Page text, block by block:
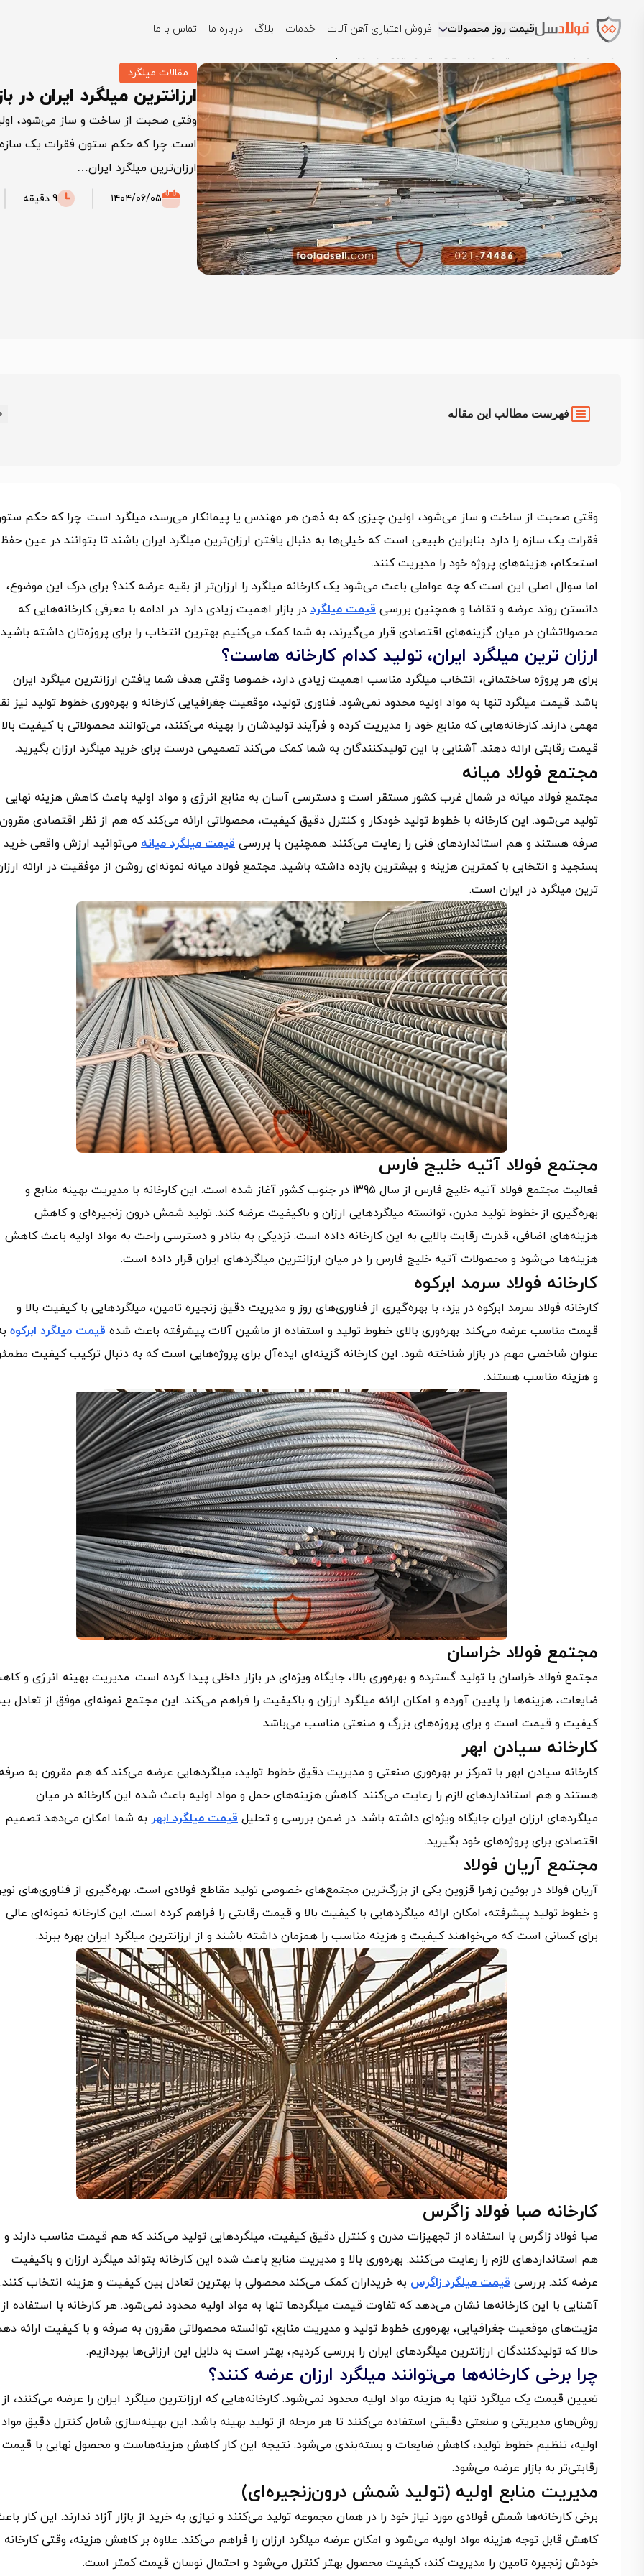
قیمت روز محصولات فروش اعتباری آهن آلات خدمات بلاگ درباره ما
تماس با ما
مقالات میلگرد
ارزانترین میلگرد ایران در
وقتی صحبت از ساخت‌ و ساز می‌شود،
است. چرا که حکم ستون فقرات یک سازه
ارزان‌ترین میلگرد ایران…
۱۴۰۴/۰۶/۰۵ 9 دقیقه
فهرست مطالب این مقاله
وقتی صحبت از ساخت‌ و ساز می‌شود، اولین چیزی که به ذهن هر مهندس یا پیمانکار می‌رسد، میلگرد است. چرا که حکم
فقرات یک سازه را دارد. بنابراین طبیعی است که خیلی‌ها به‌ دنبال یافتن ارزان‌ترین میلگرد ایران باشند تا بتوانند در عین حفظ
استحکام، هزینه‌های پروژه خود را مدیریت کنند.
اما سوال اصلی این است که چه عواملی باعث می‌شود یک کارخانه میلگرد را ارزان‌تر از بقیه عرضه کند؟ برای درک این موضوع،
دانستن روند عرضه و تقاضا و همچنین بررسی قیمت میلگرد در بازار اهمیت زیادی دارد. در ادامه با معرفی کارخانه‌هایی که
محصولاتشان در میان گزینه‌های اقتصادی قرار می‌گیرند، به شما کمک می‌کنیم بهترین انتخاب را برای پروژه‌تان داشته
ارزان ترین میلگرد ایران، تولید کدام کارخانه هاست؟
برای هر پروژه ساختمانی، انتخاب میلگرد مناسب اهمیت زیادی دارد، خصوصا وقتی هدف شما یافتن ارزانترین میلگرد ایران
باشد. قیمت میلگرد تنها به مواد اولیه محدود نمی‌شود. فناوری تولید، موقعیت جغرافیایی کارخانه و بهره‌وری خطوط تولید نیز
مهمی دارند. کارخانه‌هایی که منابع خود را مدیریت کرده و فرآیند تولیدشان را بهینه می‌کنند، می‌توانند محصولاتی با کیفیت
قیمت رقابتی ارائه دهند. آشنایی با این تولیدکنندگان به شما کمک می‌کند تصمیمی درست برای خرید میلگرد ارزان بگیرید.
مجتمع فولاد میانه
مجتمع فولاد میانه در شمال غرب کشور مستقر است و دسترسی آسان به منابع انرژی و مواد اولیه باعث کاهش هزینه نهایی
تولید می‌شود. این کارخانه با خطوط تولید خودکار و کنترل دقیق کیفیت، محصولاتی ارائه می‌کند که هم از نظر اقتصادی
صرفه هستند و هم استانداردهای فنی را رعایت می‌کنند. همچنین با بررسی قیمت میلگرد میانه می‌توانید ارزش واقعی خرید
بسنجید و انتخابی با کمترین هزینه و بیشترین بازده داشته باشید. مجتمع فولاد میانه نمونه‌ای روشن از موفقیت در ارائه
ترین میلگرد در ایران است.
مجتمع فولاد آتیه خلیج فارس
فعالیت مجتمع فولاد آتیه خلیج فارس از سال 1395 در جنوب کشور آغاز شده است. این کارخانه با مدیریت بهینه منابع و
بهره‌گیری از خطوط تولید مدرن، توانسته میلگردهایی ارزان و باکیفیت عرضه کند. تولید شمش درون‌ زنجیره‌ای و کاهش
هزینه‌های اضافی، قدرت رقابت بالایی به این کارخانه داده است. نزدیکی به بنادر و دسترسی راحت به مواد اولیه باعث کاهش
هزینه‌ها می‌شود و محصولات آتیه خلیج فارس را در میان ارزانترین میلگردهای ایران قرار داده است.
کارخانه فولاد سرمد ابرکوه
کارخانه فولاد سرمد ابرکوه در یزد، با بهره‌گیری از فناوری‌های روز و مدیریت دقیق زنجیره تامین، میلگردهایی با کیفیت بالا و
قیمت مناسب عرضه می‌کند. بهره‌وری بالای خطوط تولید و استفاده از ماشین‌ آلات پیشرفته باعث شده قیمت میلگرد ابرکوه
عنوان شاخصی مهم در بازار شناخته شود. این کارخانه گزینه‌ای ایده‌آل برای پروژه‌هایی است که به دنبال ترکیب کیفیت
و هزینه مناسب هستند.
مجتمع فولاد خراسان
مجتمع فولاد خراسان با تولید گسترده و بهره‌وری بالا، جایگاه ویژه‌ای در بازار داخلی پیدا کرده است. مدیریت بهینه انرژی و
ضایعات، هزینه‌ها را پایین آورده و امکان ارائه میلگرد ارزان و باکیفیت را فراهم می‌کند. این مجتمع نمونه‌ای موفق از تعادل
کیفیت و قیمت است و برای پروژه‌های بزرگ و صنعتی مناسب می‌باشد.
کارخانه سیادن ابهر
کارخانه سیادن ابهر با تمرکز بر بهره‌وری صنعتی و مدیریت دقیق خطوط تولید، میلگردهایی عرضه می‌کند که هم مقرون‌ به‌
هستند و هم استانداردهای لازم را رعایت می‌کنند. کاهش هزینه‌های حمل و مواد اولیه باعث شده این کارخانه در میان
میلگردهای ارزان ایران جایگاه ویژه‌ای داشته باشد. در ضمن بررسی و تحلیل قیمت میلگرد ابهر به شما امکان می‌دهد تصمیم
اقتصادی برای پروژه‌های خود بگیرید.
مجتمع آریان فولاد
آریان فولاد در بوئین زهرا قزوین یکی از بزرگ‌ترین مجتمع‌های خصوصی تولید مقاطع فولادی است. بهره‌گیری از فناوری‌های
و خطوط تولید پیشرفته، امکان ارائه میلگردهایی با کیفیت بالا و قیمت رقابتی را فراهم کرده است. این کارخانه نمونه‌ای عالی
برای کسانی است که می‌خواهند کیفیت و هزینه مناسب را همزمان داشته باشند و از ارزانترین میلگرد ایران بهره ببرند.
کارخانه صبا فولاد زاگرس
صبا فولاد زاگرس با استفاده از تجهیزات مدرن و کنترل دقیق کیفیت، میلگردهایی تولید می‌کند که هم قیمت مناسب دارند و
هم استانداردهای لازم را رعایت می‌کنند. بهره‌وری بالا و مدیریت منابع باعث شده این کارخانه بتواند میلگرد ارزان و باکیفیت
عرضه کند. بررسی قیمت میلگرد زاگرس به خریداران کمک می‌کند محصولی با بهترین تعادل بین کیفیت و هزینه انتخاب کنند.
آشنایی با این کارخانه‌ها نشان می‌دهد که تفاوت قیمت میلگردها تنها به مواد اولیه محدود نمی‌شود. هر کارخانه با استفاده از
مزیت‌های موقعیت جغرافیایی، بهره‌وری خطوط تولید و مدیریت منابع، توانسته محصولاتی مقرون‌ به‌ صرفه و با کیفیت ارائه
حالا که تولیدکنندگان ارزانترین میلگردهای ایران را بررسی کردیم، بهتر است به دلایل این ارزانی‌ها بپردازیم.
چرا برخی کارخانه‌ها می‌توانند میلگرد ارزان عرضه کنند؟
تعیین قیمت یک میلگرد تنها به هزینه مواد اولیه محدود نمی‌شود. کارخانه‌هایی که ارزانترین میلگرد ایران را عرضه می‌کنند، از
روش‌های مدیریتی و صنعتی دقیقی استفاده می‌کنند تا هر مرحله از تولید بهینه باشد. این بهینه‌سازی شامل کنترل دقیق مواد
اولیه، تنظیم خطوط تولید، کاهش ضایعات و بسته‌بندی می‌شود. نتیجه این کار کاهش هزینه‌هاست و محصول نهایی با قیمت
رقابتی‌تر به بازار عرضه می‌شود.
مدیریت منابع اولیه (تولید شمش درون‌زنجیره‌ای)
برخی کارخانه‌ها شمش فولادی مورد نیاز خود را در همان مجموعه تولید می‌کنند و نیازی به خرید از بازار آزاد ندارند. این کار
کاهش قابل توجه هزینه مواد اولیه می‌شود و امکان عرضه میلگرد ارزان را فراهم می‌کند. علاوه بر کاهش هزینه، وقتی کارخانه
خودش زنجیره تامین را مدیریت کند، کیفیت محصول بهتر کنترل می‌شود و احتمال نوسان قیمت کمتر است.